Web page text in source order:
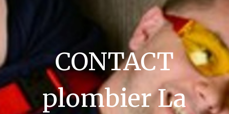
CONTACT
plombier La